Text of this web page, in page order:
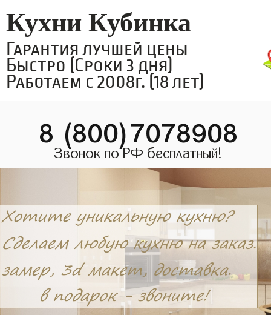
Кухни Кубинка
Гарантия лучшей цены
Быстро (Сроки 3 дня)
Работаем с 2008г. (18 лет)
8 (800)7078908
Звонок по РФ бесплатный!